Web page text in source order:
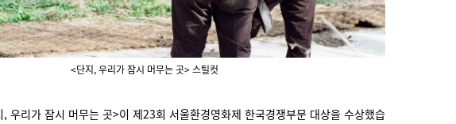
<단지, 우리가 잠시 머무는 곳> 스틸컷
우리가 잠시 머무는 곳>이 제23회 서울환경영화제 한국경쟁부문 대상을 수상했습